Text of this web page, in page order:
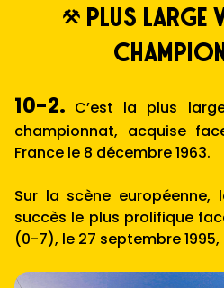
plus large
10-2. C’est la plus
championnat, acquise
France le 8 décembre 1963.
Sur la scène européenne,
succès le plus prolifique
(0-7), le 27 septembre 1995,